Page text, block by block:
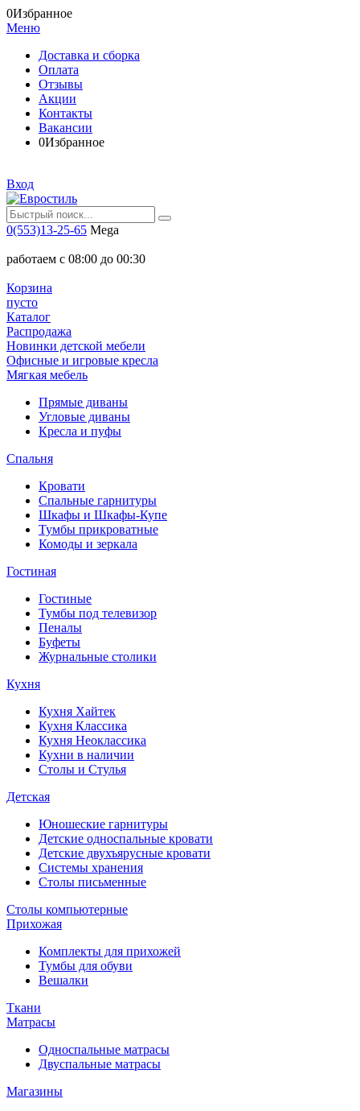
0Избранное
Меню
Доставка и сборка
Оплата
Отзывы
Акции
Контакты
Вакансии
0Избранное
Вход
0(553)13-25-65 Mega
работаем с 08:00 до 00:30
Корзина
пусто
Каталог
Распродажа
Новинки детской мебели
Офисные и игровые кресла
Мягкая мебель
Прямые диваны
Угловые диваны
Кресла и пуфы
Спальня
Кровати
Спальные гарнитуры
Шкафы и Шкафы-Купе
Тумбы прикроватные
Комоды и зеркала
Гостиная
Гостиные
Тумбы под телевизор
Пеналы
Буфеты
Журнальные столики
Кухня
Кухня Хайтек
Кухня Классика
Кухня Неоклассика
Кухни в наличии
Столы и Стулья
Детская
Юношеские гарнитуры
Детские односпальные кровати
Детские двухъярусные кровати
Системы хранения
Столы письменные
Столы компьютерные
Прихожая
Комплекты для прихожей
Тумбы для обуви
Вешалки
Ткани
Матрасы
Односпальные матрасы
Двуспальные матрасы
Магазины